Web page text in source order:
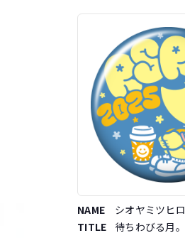
NAME
シオヤミツヒロ
TITLE
待ちわびる月。